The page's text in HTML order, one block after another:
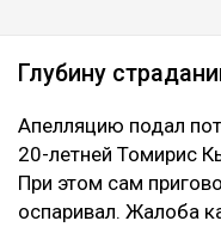
Глубину
Апелляцию подал
20-летней Томирис
При этом сам
оспаривал. Жалоба